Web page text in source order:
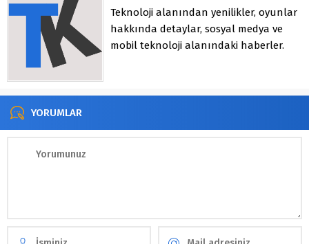
Teknoloji alanından yenilikler, oyunlar
hakkında detaylar, sosyal medya ve
mobil teknoloji alanındaki haberler.
YORUMLAR